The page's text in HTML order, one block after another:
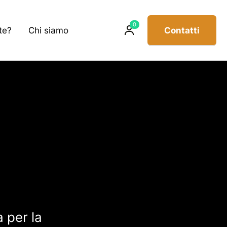
Chi siamo
0Prodotti
sul Contatti
per la